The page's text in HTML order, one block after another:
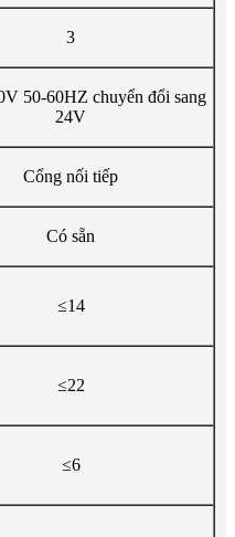
3
50-60HZ chuyển đổi sang
24V
Cổng nối tiếp
Có sẵn
≤14
≤22
≤6